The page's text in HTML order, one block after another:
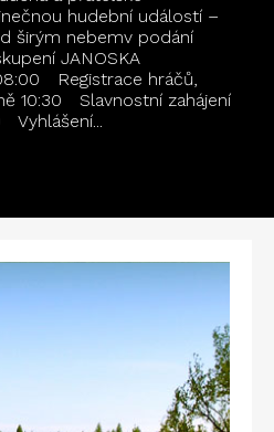
hudební událostí –
širým nebemv podání
JANOSKA
17:00 Vyhlášení...